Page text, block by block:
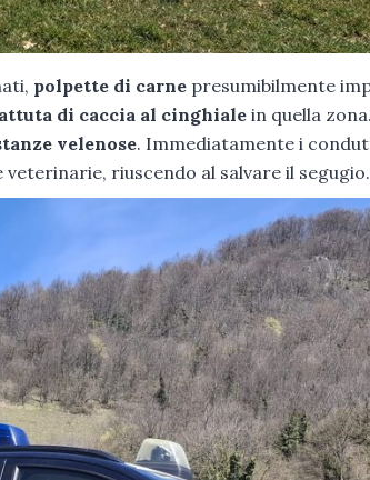
polpette di carne presumibilmente
di caccia al cinghialein quella
velenose. Immediatamente i
riuscendo al salvare il segugio.